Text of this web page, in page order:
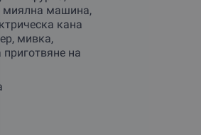
миялна машина,
кана
мивка,
приготвяне на